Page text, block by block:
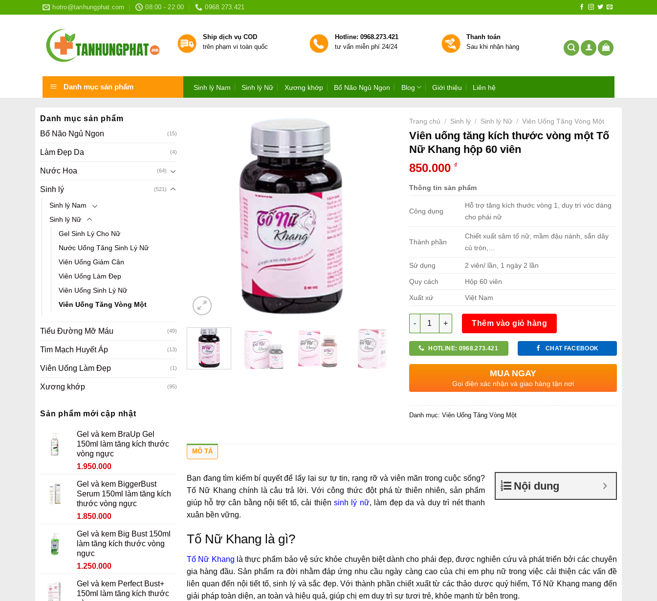
hotro@tanhungphat.com 08:00 - 22:00 0968.273.421
Ship dịch vụ COD
trên phạm vi toàn quốc
Hotline: 0968.273.421
tư vấn miễn phí 24/24
Thanh toán
Sau khi nhận hàng
Danh mục sản phẩm Sinh lý Nam Sinh lý Nữ Xương khớp Bổ Não Ngủ Ngon Blog Giới thiệu Liên hệ
Danh mục sản phẩm
Bổ Não Ngủ Ngon
(15)
Làm Đẹp Da (4)
Nước Hoa (64)
Sinh lý (521)
Sinh lý Nam
Sinh lý Nữ
Gel Sinh Lý Cho Nữ
Nước Uống Tăng Sinh Lý Nữ
Viên Uống Giảm Cân
Viên Uống Làm Đẹp
Viên Uống Sinh Lý Nữ
Viên Uống Tăng Vòng Một
Tiểu Đường Mỡ Máu (49)
Tim Mạch Huyết Áp (13)
Viên Uống Làm Đẹp (1)
Xương khớp (95)
Sản phẩm mới cập nhật
Gel và kem BraUp Gel
150ml làm tăng kích thước
vòng ngực
Giá
là:
2.150.000 ₫.
1.950.000
tại
là:
1.950.000 ₫.
Gel và kem BiggerBust
Serum 150ml làm tăng kích
thước vòng ngực
Giá
là:
2.050.000 ₫.
1.850.000
tại
là:
Gel và kem Big Bust 150ml
làm tăng kích thước vòng
ngực
Giá
là:
1.450.000 ₫.
1.250.000
tại
là:
Gel và kem Perfect Bust+
150ml làm tăng kích thước
Trang chủ / Sinh lý / Sinh lý Nữ / Viên Uống Tăng Vòng Một
Viên uống tăng kích thước vòng một Tố
Nữ Khang hộp 60 viên
850.000 ₫
Thông tin sản phẩm
Công dụng
Hỗ trợ tăng kích thước vòng 1, duy trì vóc dáng
cho phái nữ
Thành phần
Chiết xuất sâm tố nữ, mầm đậu nành, sắn dây
củ tròn,…
Sử dụng 2 viên/ lần, 1 ngày 2 lần
Quy cách Hộp 60 viên
Xuất xứ Việt Nam
Số lượng
Thêm vào giỏ hàng
HOTLINE: 0968.273.421 CHAT FACEBOOK
MUA NGAY
Gọi điện xác nhận và giao hàng tận nơi
Danh mục: Viên Uống Tăng Vòng Một
MÔ TẢ
Nội dung
Bạn đang tìm kiếm bí quyết để lấy lại sự tự tin, rạng rỡ và viên mãn trong cuộc sống?
Tố Nữ Khang chính là câu trả lời. Với công thức đột phá từ thiên nhiên, sản phẩm
giúp hỗ trợ cân bằng nội tiết tố, cải thiện sinh lý nữ, làm đẹp da và duy trì nét thanh
xuân bền vững.
Tố Nữ Khang là gì?
Tố Nữ Khang là thực phẩm bảo vệ sức khỏe chuyên biệt dành cho phái đẹp, được nghiên cứu và phát triển bởi các chuyên
gia hàng đầu. Sản phẩm ra đời nhằm đáp ứng nhu cầu ngày càng cao của chị em phụ nữ trong việc cải thiện các vấn đề
liên quan đến nội tiết tố, sinh lý và sắc đẹp. Với thành phần chiết xuất từ các thảo dược quý hiếm, Tố Nữ Khang mang đến
giải pháp toàn diện, an toàn và hiệu quả, giúp chị em duy trì sự tươi trẻ, khỏe mạnh từ bên trong.